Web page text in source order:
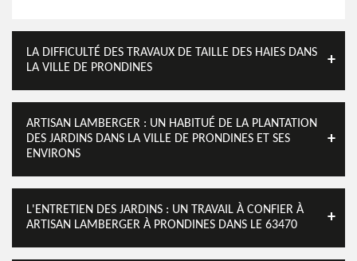
LA DIFFICULTÉ DES TRAVAUX DE TAILLE DES HAIES DANS
LA VILLE DE PRONDINES
ARTISAN LAMBERGER : UN HABITUÉ DE LA PLANTATION
DES JARDINS DANS LA VILLE DE PRONDINES ET SES
ENVIRONS
L'ENTRETIEN DES JARDINS : UN TRAVAIL À CONFIER À
ARTISAN LAMBERGER À PRONDINES DANS LE 63470